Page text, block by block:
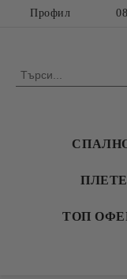
Профил
ТОП